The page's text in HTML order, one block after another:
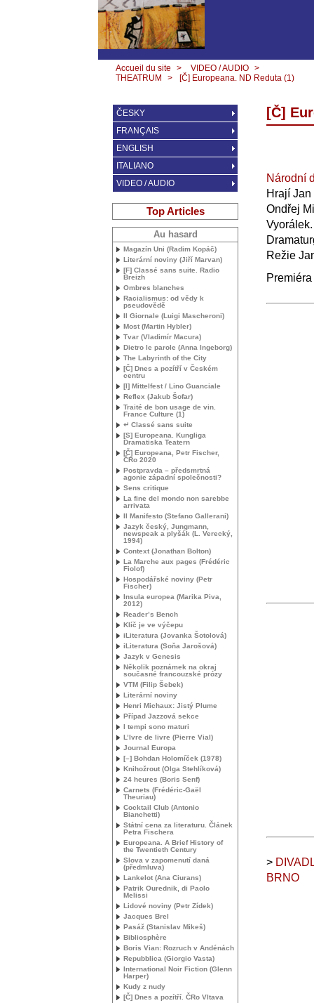
Accueil du site > VIDEO / AUDIO >
THEATRUM
> [Č] Europeana. ND Reduta (1)
[Č]
Národní
Hrají
Ondřej
Vyorálek.
Režie
>
BRNO
ČESKY
FRANÇAIS
ENGLISH
ITALIANO
VIDEO / AUDIO
Top Articles
Au hasard
Magazín Uni (Radim Kopáč)
Literární noviny (Jiří Marvan)
[F] Classé sans suite. Radio
Breizh
Ombres blanches
Racialismus: od vědy k
pseudovědě
Il Giornale (Luigi Mascheroni)
Most (Martin Hybler)
Tvar (Vladimír Macura)
Dietro le parole (Anna Ingeborg)
The Labyrinth of the City
[Č] Dnes a pozítří v Českém
centru
[I] Mittelfest / Lino Guanciale
Reflex (Jakub Šofar)
Traité de bon usage de vin.
France Culture (1)
↵ Classé sans suite
[S] Europeana. Kungliga
Dramatiska Teatern
[Č] Europeana, Petr Fischer,
ČRo 2020
Postpravda – předsmrtná
agonie západní společnosti?
Sens critique
La fine del mondo non sarebbe
arrivata
Il Manifesto (Stefano Gallerani)
Jazyk český, Jungmann,
newspeak a plyšák (L. Verecký,
1994)
Context (Jonathan Bolton)
La Marche aux pages (Frédéric
Fiolof)
Hospodářské noviny (Petr
Fischer)
Insula europea (Marika Piva,
2012)
Reader’s Bench
Klíč je ve výčepu
iLiteratura (Jovanka Šotolová)
iLiteratura (Soňa Jarošová)
Jazyk v Genesis
Několik poznámek na okraj
současné francouzské prózy
VTM (Filip Šebek)
Literární noviny
Henri Michaux: Jistý Plume
Případ Jazzová sekce
I tempi sono maturi
L’Ivre de livre (Pierre Vial)
Journal Europa
[–] Bohdan Holomíček (1978)
Knihožrout (Olga Stehlíková)
24 heures (Boris Senf)
Carnets (Frédéric-Gaël
Theuriau)
Cocktail Club (Antonio
Bianchetti)
Státní cena za literaturu. Článek
Petra Fischera
Europeana. A Brief History of
the Twentieth Century
Slova v zapomenutí daná
(předmluva)
Lankelot (Ana Ciurans)
Patrik Ourednik, di Paolo
Melissi
Lidové noviny (Petr Zídek)
Jacques Brel
Pasáž (Stanislav Mikeš)
Bibliosphère
Boris Vian: Rozruch v Andénách
Repubblica (Giorgio Vasta)
International Noir Fiction (Glenn
Harper)
Kudy z nudy
[Č] Dnes a pozítří. ČRo Vltava